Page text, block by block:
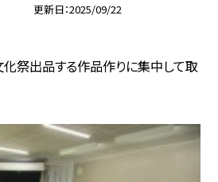
更新日 2025/09/22
化祭出品する作品作りに集中して取